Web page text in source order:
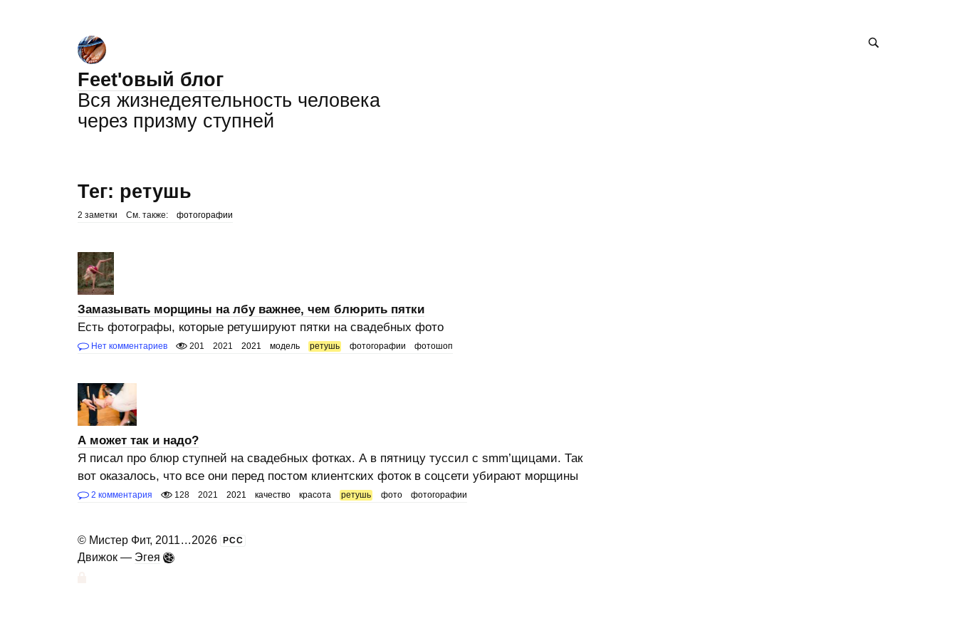
Feet'овый блог
Вся жизнедеятельность человека
через призму ступней
Тег: ретушь
2 заметки См. также: фотогорафии
Замазывать морщины на лбу важнее, чем блюрить пятки
Есть фотографы, которые ретушируют пятки на свадебных фото
Нет комментариев 201 2021 2021 модель ретушь фотогорафии фотошоп
А может так и надо?
Я писал про блюр ступней на свадебных фотках. А в пятницу туссил с smm’щицами. Так
вот оказалось, что все они перед постом клиентских фоток в соцсети убирают морщины
2 комментария 128 2021 2021 качество красота ретушь фото фотогорафии
© Мистер Фит, 2011...2026 РСС
Движок — Эгея